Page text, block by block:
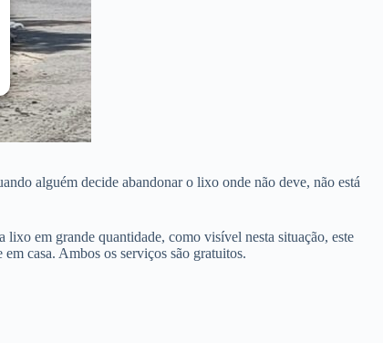
alguém decide abandonar o lixo onde não deve, não está
lixo em grande quantidade, como visível nesta situação, este
em casa. Ambos os serviços são gratuitos.